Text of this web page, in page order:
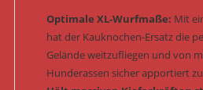
Optimale XL-Wurfmaße: Mit
hat der Kauknochen-Ersatz die
Gelände weitzufliegen und von
Hunderassen sicher apportiert